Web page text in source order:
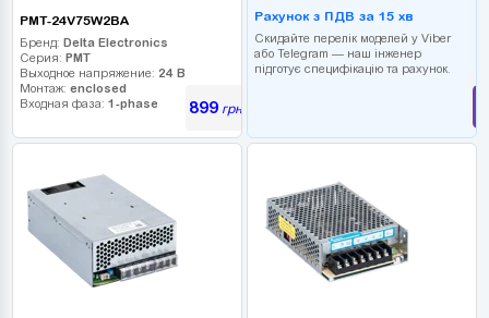
PMT-24V75W2BA
Бренд: Delta Electronics
Серия: PMT
Выходное напряжение: 24 В
Монтаж: enclosed
Входная фаза: 1-phase 899грн
Рахунок з ПДВ за 15 хв
Скидайте перелік моделей у Viber
або Telegram — наш інженер
підготує специфікацію та рахунок.